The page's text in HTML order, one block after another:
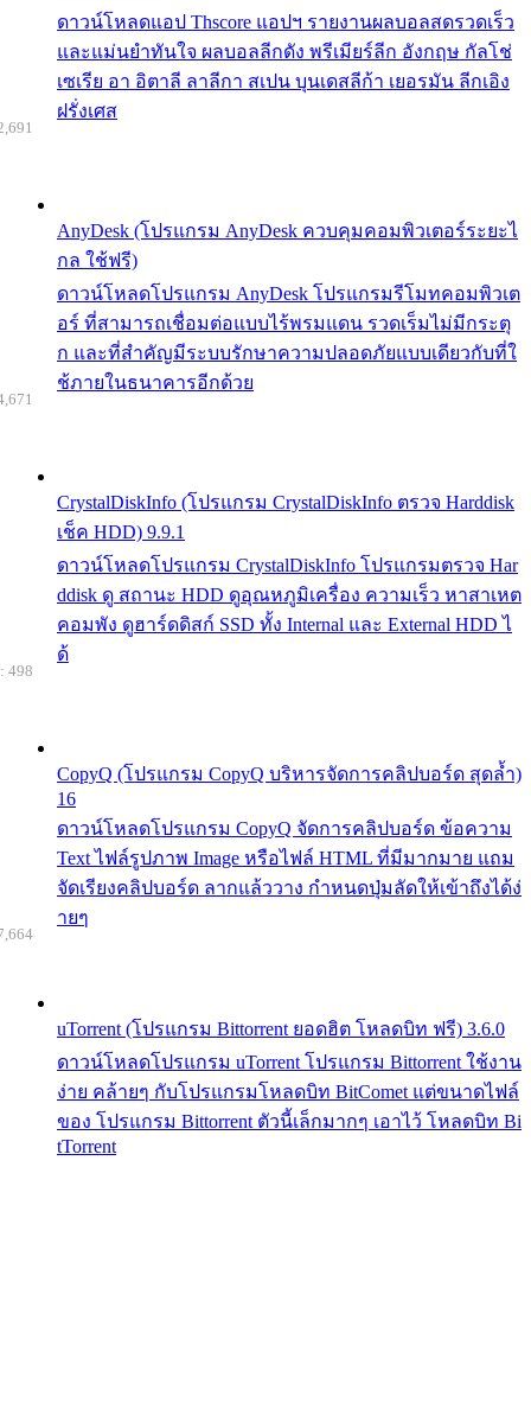
ดาวน์โหลดแอป Thscore แอปฯ รายงานผลบอลสดรวดเร็ว
และแม่นยำทันใจ ผลบอลลีกดัง พรีเมียร์ลีก อังกฤษ กัลโช่
เซเรีย อา อิตาลี ลาลีกา สเปน บุนเดสลีก้า เยอรมัน ลีกเอิง
ฝรั่งเศส
AnyDesk (โปรแกรม AnyDesk ควบคุมคอมพิวเตอร์ระยะไ
กล ใช้ฟรี)
ดาวน์โหลดโปรแกรม AnyDesk โปรแกรมรีโมทคอมพิวเต
อร์ ที่สามารถเชื่อมต่อแบบไร้พรมแดน รวดเร็มไม่มีกระตุ
ก และที่สำคัญมีระบบรักษาความปลอดภัยแบบเดียวกับที่ใ
ช้ภายในธนาคารอีกด้วย
CrystalDiskInfo (โปรแกรม CrystalDiskInfo ตรวจ Harddisk
เช็ค HDD) 9.9.1
ดาวน์โหลดโปรแกรม CrystalDiskInfo โปรแกรมตรวจ Har
ddisk ดู สถานะ HDD ดูอุณหภูมิเครื่อง ความเร็ว หาสาเหต
คอมพัง ดูฮาร์ดดิสก์ SSD ทั้ง Internal และ External HDD ไ
ด้
CopyQ (โปรแกรม CopyQ บริหารจัดการคลิปบอร์ด สุดล้ำ)
16
ดาวน์โหลดโปรแกรม CopyQ จัดการคลิปบอร์ด ข้อความ
Text ไฟล์รูปภาพ Image หรือไฟล์ HTML ที่มีมากมาย แถม
จัดเรียงคลิปบอร์ด ลากแล้ววาง กำหนดปุ่มลัดให้เข้าถึงได้ง่
ายๆ
498
uTorrent (โปรแกรม Bittorrent ยอดฮิต โหลดบิท ฟรี) 3.6.0
ดาวน์โหลดโปรแกรม uTorrent โปรแกรม Bittorrent ใช้งาน
ง่าย คล้ายๆ กับโปรแกรมโหลดบิท BitComet แต่ขนาดไฟล์
ของ โปรแกรม Bittorrent ตัวนี้เล็กมากๆ เอาไว้ โหลดบิท Bi
tTorrent